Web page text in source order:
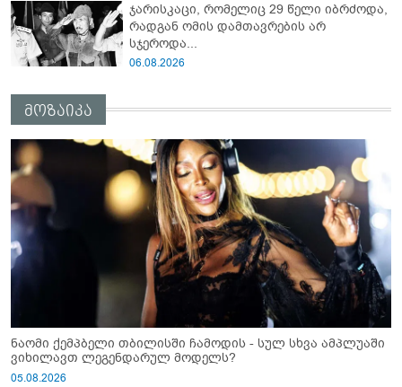
ჯარისკაცი, რომელიც 29 წელი იბრძოდა,
რადგან ომის დამთავრების არ
სჯეროდა...
06.08.2026
მოზაიკა
ნაომი ქემპბელი თბილისში ჩამოდის - სულ სხვა ამპლუაში
ვიხილავთ ლეგენდარულ მოდელს?
05.08.2026